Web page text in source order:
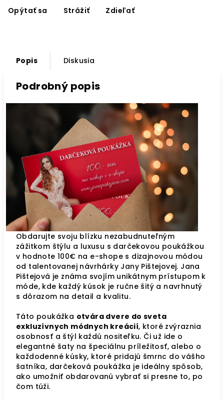
Opýtať sa Strážiť Zdieľať
Popis Diskusia
Podrobný popis
Obdarujte svoju blízku nezabudnuteľným
zážitkom štýlu a luxusu s darčekovou poukážkou
v hodnote 100€ na e-shope s dizajnovou módou
od talentovanej návrhárky Jany Pištejovej. Jana
Pištejová je známa svojím unikátnym prístupom k
móde, kde každý kúsok je ručne šitý a navrhnutý
s dôrazom na detail a kvalitu.
Táto poukážka otvára dvere do sveta
exkluzívnych módnych kreácií, ktoré zvýraznia
osobnosť a štýl každú nositeľku. Či už ide o
elegantné šaty na špeciálnu príležitosť, alebo o
každodenné kúsky, ktoré pridajú šmrnc do vášho
šatníka, darčeková poukážka je ideálny spôsob,
ako umožniť obdarovanú vybrať si presne to, po
čom túži.